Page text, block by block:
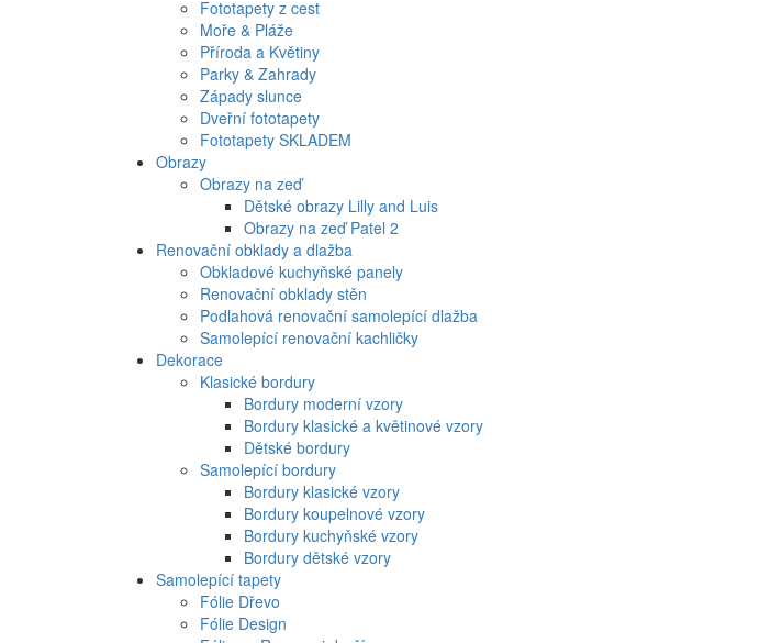
Fototapety z cest
Moře & Pláže
Příroda a Květiny
Parky & Zahrady
Západy slunce
Dveřní fototapety
Fototapety SKLADEM
Obrazy
Obrazy na zeď
Dětské obrazy Lilly and Luis
Obrazy na zeď Patel 2
Renovační obklady a dlažba
Obkladové kuchyňské panely
Renovační obklady stěn
Podlahová renovační samolepící dlažba
Samolepící renovační kachličky
Dekorace
Klasické bordury
Bordury moderní vzory
Bordury klasické a květinové vzory
Dětské bordury
Samolepící bordury
Bordury klasické vzory
Bordury koupelnové vzory
Bordury kuchyňské vzory
Bordury dětské vzory
Samolepící tapety
Fólie Dřevo
Fólie Design